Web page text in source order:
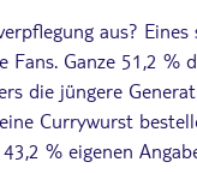
aus?
Ganze 51,2 %
die jüngere
Currywurst
% eigenen